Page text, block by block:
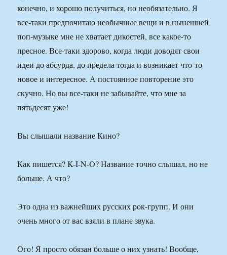
конечно, и хорошо получиться, но необязательно. Я
все-таки предпочитаю необычные вещи и в нынешней
поп-музыке мне не хватает дикостей, все какое-то
пресное. Все-таки здорово, когда люди доводят свои
идеи до абсурда, до предела тогда и возникает что-то
новое и интересное. А постоянное повторение это
скучно. Но вы все-таки не забывайте, что мне за
пятьдесят уже!
Вы слышали название Кино?
Как пишется? K-I-N-O? Название точно слышал, но не
больше. А что?
Это одна из важнейших русских рок-групп. И они
очень много от вас взяли в плане звука.
Ого! Я просто обязан больше о них узнать! Вообще,